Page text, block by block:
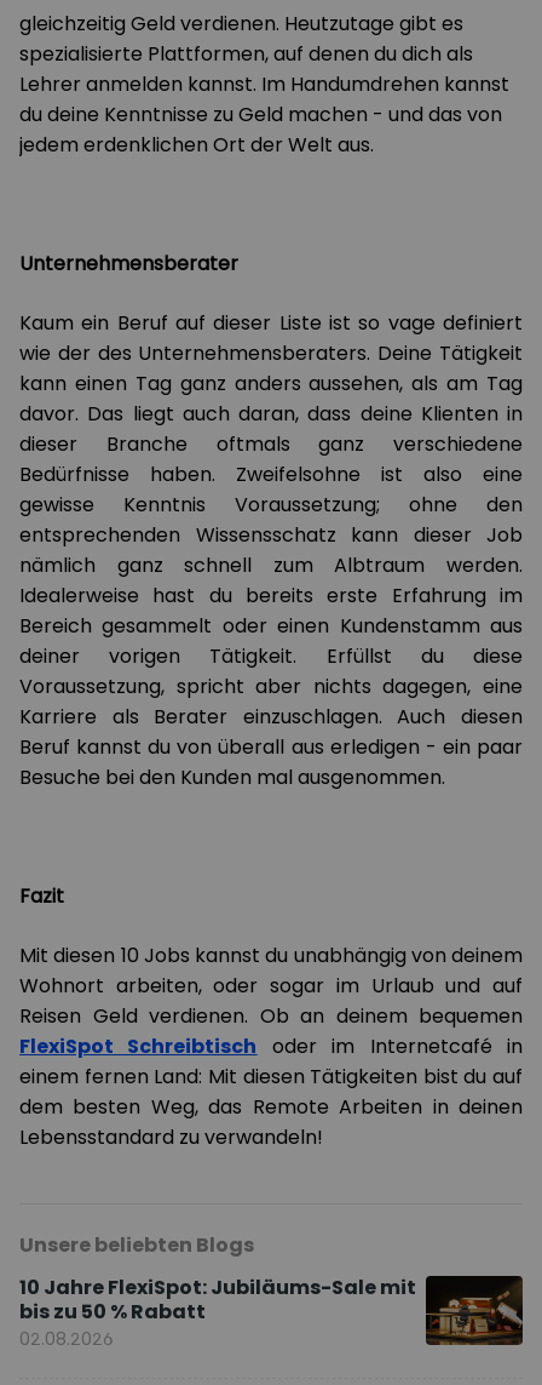
gleichzeitig Geld verdienen. Heutzutage gibt es
spezialisierte Plattformen, auf denen du dich als
Lehrer anmelden kannst. Im Handumdrehen kannst
du deine Kenntnisse zu Geld machen - und das von
jedem erdenklichen Ort der Welt aus.
Unternehmensberater
Kaum ein Beruf auf dieser Liste ist so vage definiert
wie der des Unternehmensberaters. Deine Tätigkeit
kann einen Tag ganz anders aussehen, als am Tag
davor. Das liegt auch daran, dass deine Klienten in
dieser Branche oftmals ganz verschiedene
Bedürfnisse haben. Zweifelsohne ist also eine
gewisse Kenntnis Voraussetzung; ohne den
entsprechenden Wissensschatz kann dieser Job
nämlich ganz schnell zum Albtraum werden.
Idealerweise hast du bereits erste Erfahrung im
Bereich gesammelt oder einen Kundenstamm aus
deiner vorigen Tätigkeit. Erfüllst du diese
Voraussetzung, spricht aber nichts dagegen, eine
Karriere als Berater einzuschlagen. Auch diesen
Beruf kannst du von überall aus erledigen - ein paar
Besuche bei den Kunden mal ausgenommen.
Fazit
Mit diesen 10 Jobs kannst du unabhängig von deinem
Wohnort arbeiten, oder sogar im Urlaub und auf
Reisen Geld verdienen. Ob an deinem bequemen
FlexiSpot Schreibtisch oder im Internetcafé in
einem fernen Land: Mit diesen Tätigkeiten bist du auf
dem besten Weg, das Remote Arbeiten in deinen
Lebensstandard zu verwandeln!
Unsere beliebten Blogs
10 Jahre FlexiSpot: Jubiläums-Sale mit
bis zu 50 % Rabatt
02.08.2026